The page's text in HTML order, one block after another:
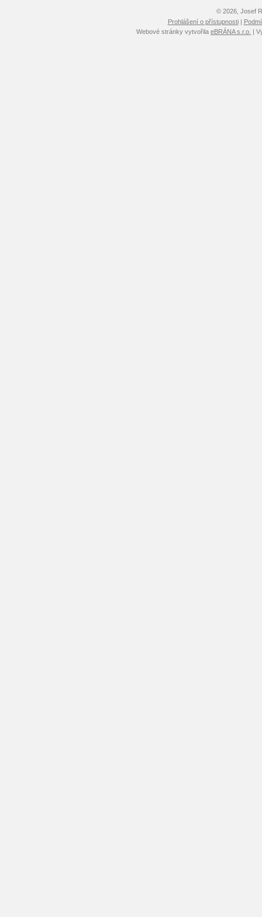
© 2026, Josef
Prohlášení o přístupnosti|
Webové stránky vytvořila eBRÁNA s.r.o. |